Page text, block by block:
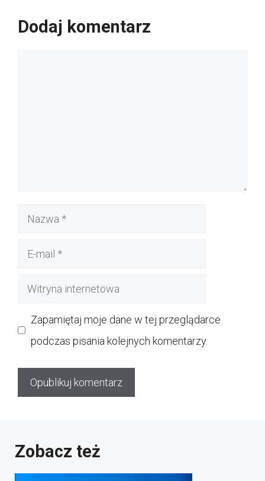
Dodaj komentarz
Nazwa
Witryna
Zapamiętaj moje dane w tej przeglądarce
podczas pisania kolejnych komentarzy.
Zobacz też